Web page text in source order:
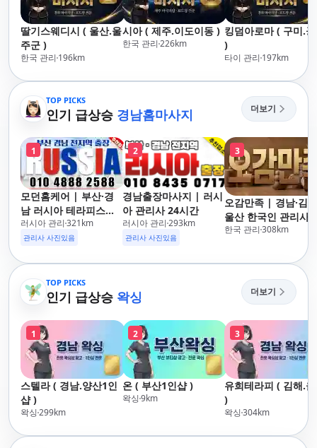
딸기스웨디시 ( 울산.울
주군 )
한국 관리 196km
시아 ( 제주.이도이동 )
한국 관리 226km
킹덤아로마 ( 구미.
)
타이 관리 197km
TOP PICKS
인기 급상승 경남홈마사지 더보기
1
모던홈케어 | 부산·경
남 러시아 테라피스트
방문 마사지
러시아 관리 321km
관리사 사진있음
2
경남출장마사지 | 러시
아 관리사 24시간
러시아 관리 293km
관리사 사진있음
3
오감만족 | 경남·김
울산 한국인 관리사
장마사지
한국 관리 308km
TOP PICKS
인기 급상승 왁싱 더보기
1
스텔라 ( 경남.양산1인
샵 )
왁싱299km
2
온 ( 부산1인샵 )
왁싱9km
3
유희테라피 ( 김해.
)
왁싱304km